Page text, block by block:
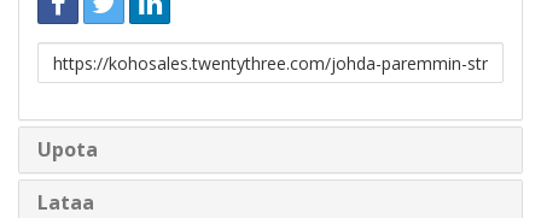
Linkki
jakamista
Upota
Lataa